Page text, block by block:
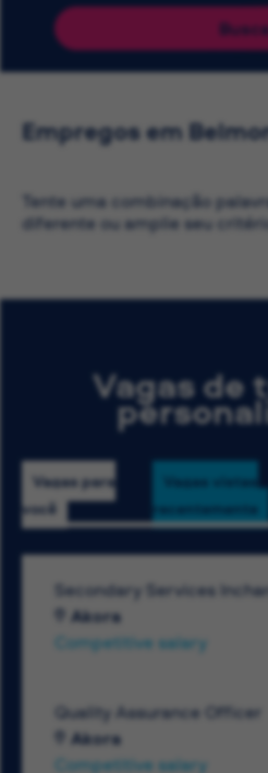
Empregos em
Tente uma combinação
diferente ou amplie seu
Vagas de
Vagas para
você
Vagas vistas
recentemente
Secondary Services
Akora
Competitive salary
Quality Assurance Officer
Akora
Competitive salary